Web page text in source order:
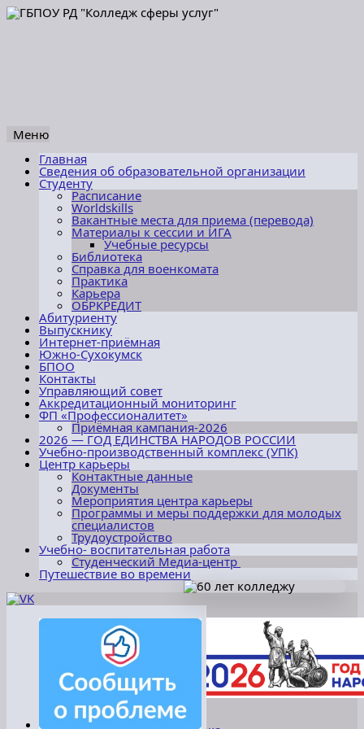
Меню
Перейти
содержимому
Главная
Сведения об образовательной организации
Студенту
Расписание
Worldskills
Вакантные места для приема (перевода)
Материалы к сессии и ИГА
Учебные ресурсы
Библиотека
Справка для военкомата
Практика
Карьера
ОБРКРЕДИТ
Абитуриенту
Выпускнику
Интернет-приёмная
Южно-Сухокумск
БПОО
Контакты
Управляющий совет
Аккредитационный мониторинг
ФП «Профессионалитет»
Приёмная кампания-2026
2026 — ГОД ЕДИНСТВА НАРОДОВ РОССИИ
Учебно-производственный комплекс (УПК)
Центр карьеры
Контактные данные
Документы
Мероприятия центра карьеры
Программы и меры поддержки для молодых
специалистов
Трудоустройство
Учебно- воспитательная работа
Студенческий Медиа-центр
Путешествие во времени
«